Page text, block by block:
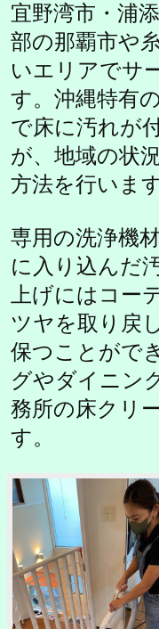
宜野湾市・浦
部の那覇市や
いエリアでサ
す。沖縄特有
で床に汚れが
が、地域の状
方法を行います
専用の洗浄機
に入り込んだ
上げにはコー
ツヤを取り戻
保つことがで
グやダイニン
務所の床クリ
す。